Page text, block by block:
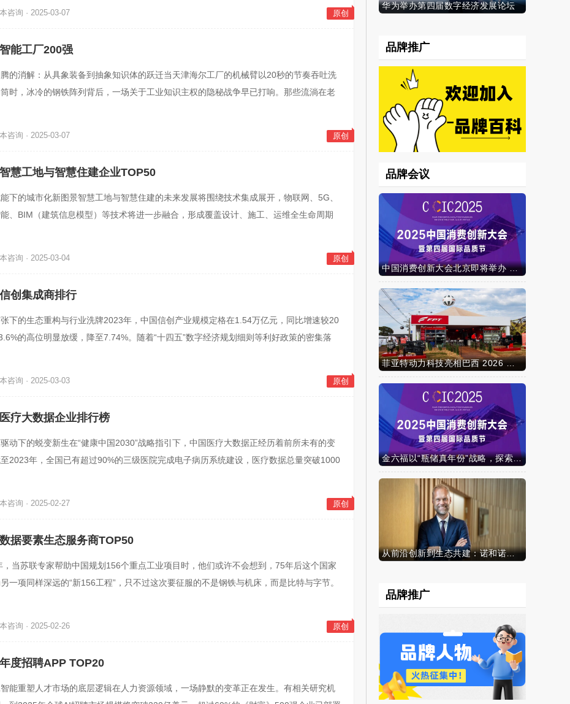
咨询 · 2025-03-07 原创
能工厂200强
的消解：从具象装备到抽象知识体的跃迁当天津海尔工厂的机械臂以20秒的节奏吞吐洗
时，冰冷的钢铁阵列背后，一场关于工业知识主权的隐秘战争早已打响。那些流淌在老
咨询 · 2025-03-07 原创
慧工地与智慧住建企业TOP50
下的城市化新图景智慧工地与智慧住建的未来发展将围绕技术集成展开，物联网、5G、
能、BIM（建筑信息模型）等技术将进一步融合，形成覆盖设计、施工、运维全生命周期
咨询 · 2025-03-04 原创
创集成商排行
下的生态重构与行业洗牌2023年，中国信创产业规模定格在1.54万亿元，同比增速较20
的高位明显放缓，降至7.74%。随着“十四五”数字经济规划细则等利好政策的密集落
咨询 · 2025-03-03 原创
疗大数据企业排行榜
动下的蜕变新生在“健康中国2030”战略指引下，中国医疗大数据正经历着前所未有的变
2023年，全国已有超过90%的三级医院完成电子病历系统建设，医疗数据总量突破1000
咨询 · 2025-02-27 原创
据要素生态服务商TOP50
，当苏联专家帮助中国规划156个重点工业项目时，他们或许不会想到，75年后这个国家
一项同样深远的“新156工程”，只不过这次要征服的不是钢铁与机床，而是比特与字节。
咨询 · 2025-02-26 原创
度招聘APP TOP20
能重塑人才市场的底层逻辑在人力资源领域，一场静默的变革正在发生。有相关研究机
华为举办第四届数字经济发展论坛
品牌推广
品牌会议
中国消费创新大会北京即将举办 携手智迈电动车引领消费新时代
菲亚特动力科技亮相巴西 2026 年农业展，动力技术提升到新高度
金六福以“瓶储真年份”战略，探索白酒行业价值新范式
从前沿创新到生态共建：诺和诺德参加中国发展高层论坛2026年年会，携“中国同创”新里程碑深化对华承诺
品牌推广